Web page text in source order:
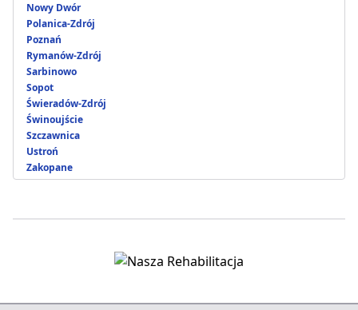
Nowy Dwór
Polanica-Zdrój
Poznań
Rymanów-Zdrój
Sarbinowo
Sopot
Świeradów-Zdrój
Świnoujście
Szczawnica
Ustroń
Zakopane